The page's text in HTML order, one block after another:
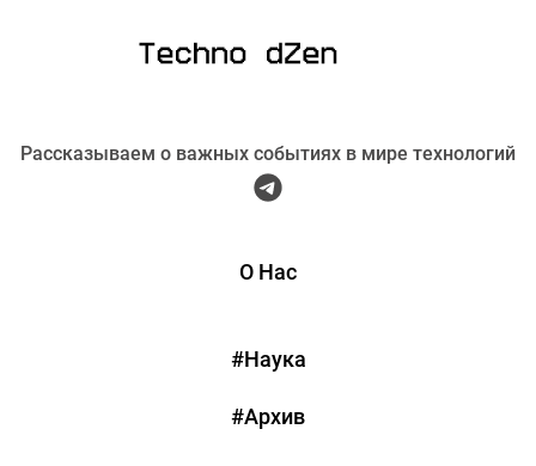
Рассказываем о важных событиях в мире технологий
О Нас
#Наука
#Архив